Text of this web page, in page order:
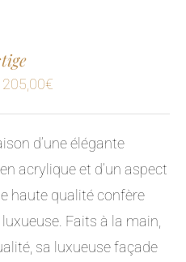
205,00€
de
prix :
130,00€
205,00€
d’une élégante
acrylique et d’un aspect
haute qualité confère
Faits à la main,
sa luxueuse façade